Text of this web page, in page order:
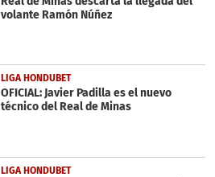
volante Ramón Núñez
LIGA HONDUBET
OFICIAL: Javier Padilla es el nuevo
técnico del Real de Minas
LIGA HONDUBET